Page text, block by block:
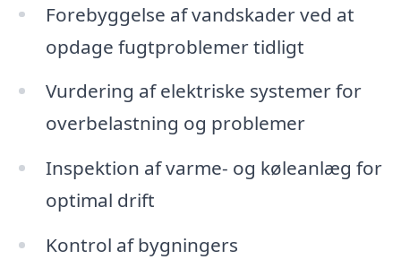
Forebyggelse af vandskader ved at
opdage fugtproblemer tidligt
Vurdering af elektriske systemer for
overbelastning og problemer
Inspektion af varme- og køleanlæg for
optimal drift
Kontrol af bygningers